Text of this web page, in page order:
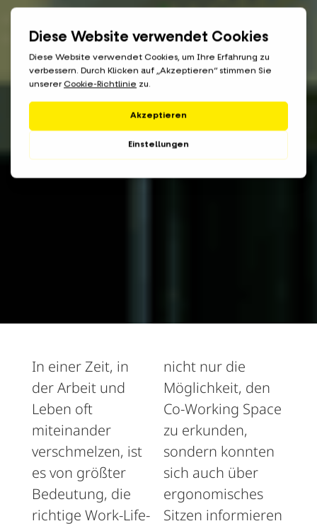
In einer Zeit, in
der Arbeit und
Leben oft
miteinander
verschmelzen, ist
es von größter
Bedeutung, die
richtige Work-Life-
nicht nur die
Möglichkeit, den
Co-Working Space
zu erkunden,
sondern konnten
sich auch über
ergonomisches
Sitzen informieren